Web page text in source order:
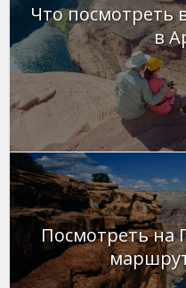
Что посмотреть
в
Посмотреть на